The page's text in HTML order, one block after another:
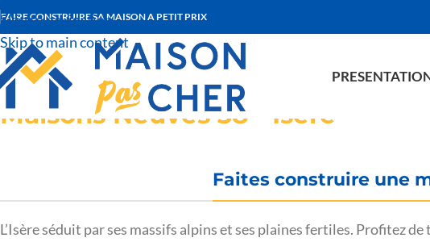
Skip to navigation
Skip to main content
FAIRE CONSTRUIRE SA MAISON A PETIT PRIX
Maisons Neuves 38 - Isère
Faites construire une
L’Isère séduit par ses massifs alpins et ses plaines fertiles. Profitez